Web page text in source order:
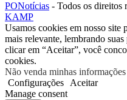
PONotícias - Todos os direitos
KAMP
Usamos cookies em nosso site
mais relevante, lembrando
clicar em “Aceitar”, você
cookies.
Não venda minhas informações
Configurações
Aceitar
Manage consent